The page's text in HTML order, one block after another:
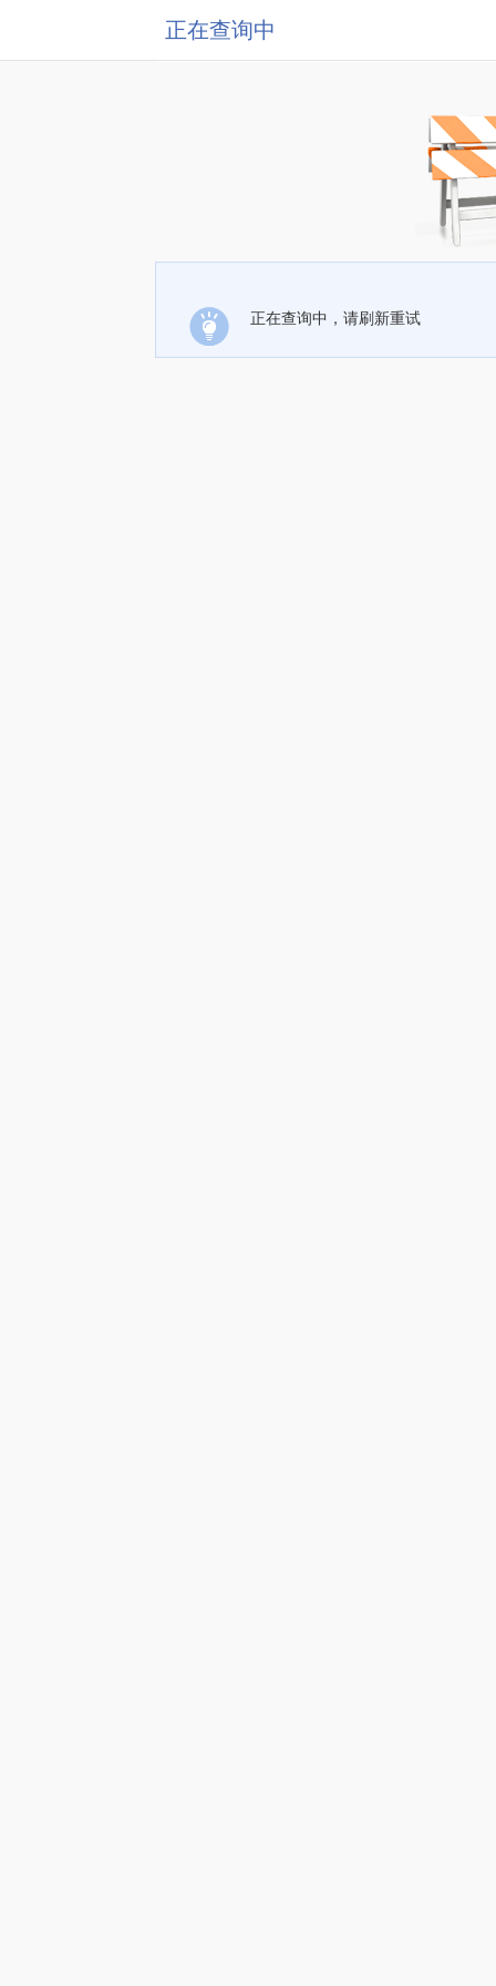
正在查询中
正在查询中，请刷新重试